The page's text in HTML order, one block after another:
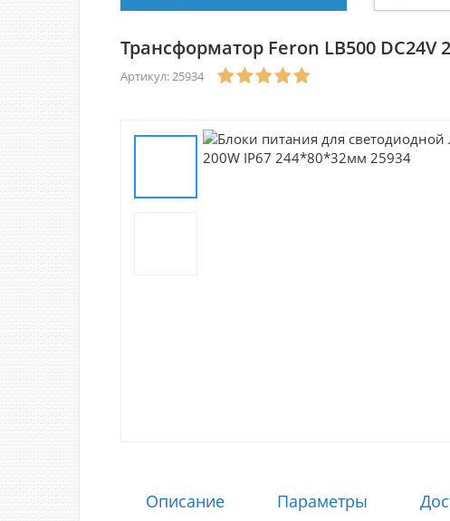
Трансформатор Feron LB500 DC24V
Артикул: 25934
Описание Параметры